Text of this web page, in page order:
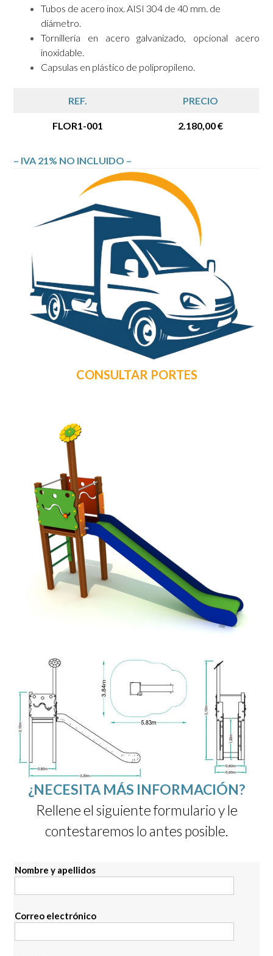
Tubos de acero inox. AISI 304 de 40 mm. de
diámetro.
Tornillería en acero galvanizado, opcional acero
inoxidable.
Capsulas en plástico de polipropileno.
REF. PRECIO
FLOR1-001 2.180,00 €
– IVA 21% NO INCLUIDO –
CONSULTAR PORTES
¿NECESITA MÁS INFORMACIÓN?
Rellene el siguiente formulario y le
contestaremos lo antes posible.
Nombre y apellidos
Correo electrónico